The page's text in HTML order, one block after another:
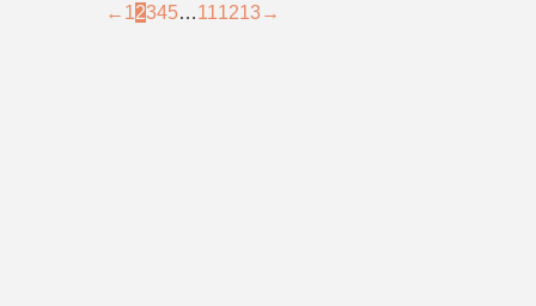
← 12345…111213 →